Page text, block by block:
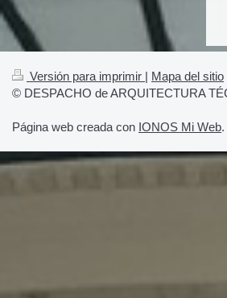
Versión para imprimir | Mapa del sitio
© DESPACHO de ARQUITECTURA
Página web creada con IONOS Mi Web.